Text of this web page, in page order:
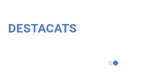
DESTACATS